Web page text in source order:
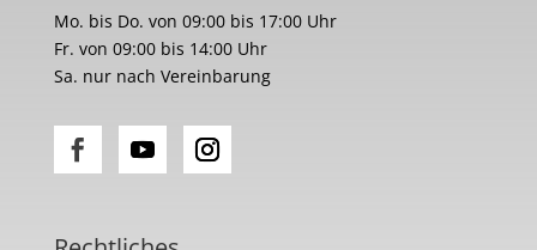
Mo. bis Do. von 09:00 bis 17:00 Uhr
Fr. von 09:00 bis 14:00 Uhr
Sa. nur nach Vereinbarung